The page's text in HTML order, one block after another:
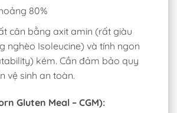
80%
cân bằng axit amin (rất giàu
nghèo Isoleucine) và tính ngon
kém. Cần đảm bảo quy
vệ sinh an toàn.
Gluten Meal – CGM):